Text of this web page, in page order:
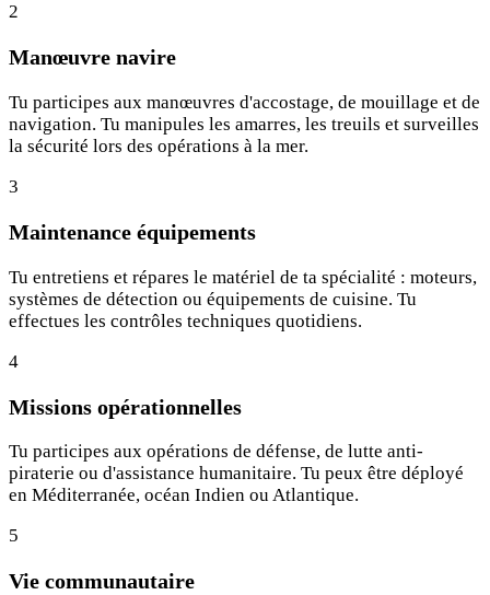
2
Manœuvre navire
Tu participes aux manœuvres d'accostage, de mouillage et de
navigation. Tu manipules les amarres, les treuils et surveilles
la sécurité lors des opérations à la mer.
3
Maintenance équipements
Tu entretiens et répares le matériel de ta spécialité : moteurs,
systèmes de détection ou équipements de cuisine. Tu
effectues les contrôles techniques quotidiens.
4
Missions opérationnelles
Tu participes aux opérations de défense, de lutte anti-
piraterie ou d'assistance humanitaire. Tu peux être déployé
en Méditerranée, océan Indien ou Atlantique.
5
Vie communautaire